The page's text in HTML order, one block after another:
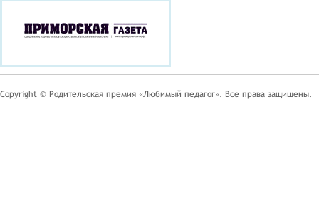
Copyright © Родительская премия «Любимый педагог». Все права защищены.